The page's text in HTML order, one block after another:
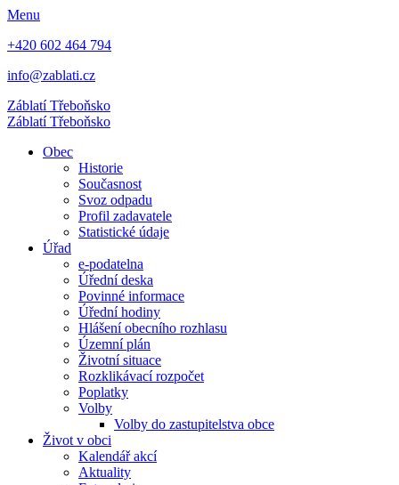
Menu
+420 602 464 794
info@zablati.cz
ZáblatíTřeboňsko
ZáblatíTřeboňsko
Obec
Historie
Současnost
Svoz odpadu
Profil zadavatele
Statistické údaje
Úřad
e-podatelna
Úřední deska
Povinné informace
Úřední hodiny
Hlášení obecního rozhlasu
Územní plán
Životní situace
Rozklikávací rozpočet
Poplatky
Volby
Volby do zastupitelstva obce
Život v obci
Kalendář akcí
Aktuality